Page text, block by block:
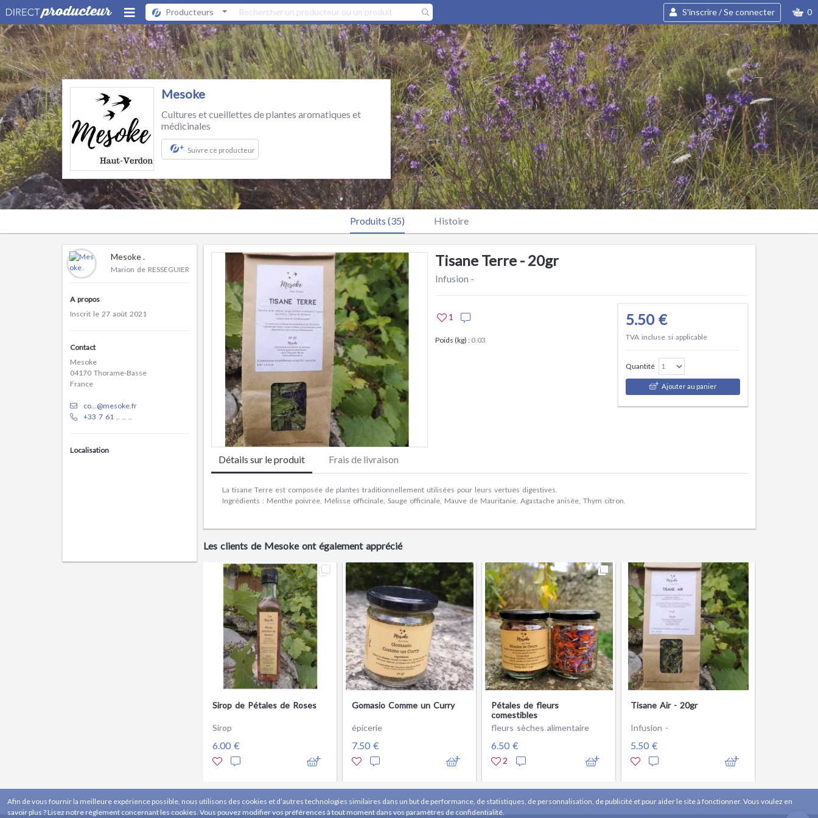
Producteurs S'inscrire / Se connecter 0
Mesoke
Cultures et cueillettes de plantes aromatiques et
médicinales
+ Suivre ce producteur
Produits (35) Histoire
Mesoke .
Marion de RESSEGUIER
A propos
Inscrit le 27 août 2021
Contact
Mesoke
04170 Thorame-Basse
France
co...@mesoke.fr
+33 7 61 .. .. ..
Localisation
Tisane Terre - 20gr
Infusion -
1
Poids (kg) : 0.03
5.50 €
TVA incluse si applicable
Quantité
Ajouter au panier
Détails sur le produit Frais de livraison
La tisane Terre est composée de plantes traditionnellement utilisées pour leurs vertues digestives.
Ingrédients : Menthe poivrée, Mélisse officinale, Sauge officinale, Mauve de Mauritanie, Agastache anisée, Thym citron.
Les clients de Mesoke ont également apprécié
Sirop de Pétales de Roses
Sirop
6.00 €
Gomasio Comme un Curry
épicerie
7.50 €
Pétales de fleurs
comestibles
fleurs sèches alimentaire
6.50 €
2
Tisane Air - 20gr
Infusion -
5.50 €
Afin de vous fournir la meilleure expérience possible, nous utilisons des cookies et d’autres technologies similaires dans un but de performance, de statistiques, de personnalisation, de publicité et pour aider le site à fonctionner. Vous voulez en
savoir plus ? Lisez notre règlement concernant les cookies. Vous pouvez modifier vos préférences à tout moment dans vos paramètres de confidentialité.